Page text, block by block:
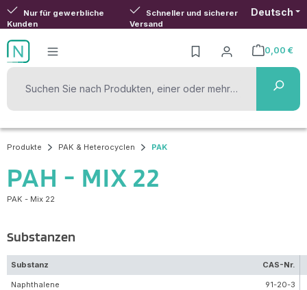
Zum Hauptinhalt springen
Nur für gewerbliche
Kunden
Schneller und sicherer
Versand
Deutsch
0,00 €
Warenkorb
Produkte PAK & Heterocyclen PAK
PAH - MIX 22
PAK - Mix 22
Substanzen
Substanz CAS-Nr.
Naphthalene
91-20-3